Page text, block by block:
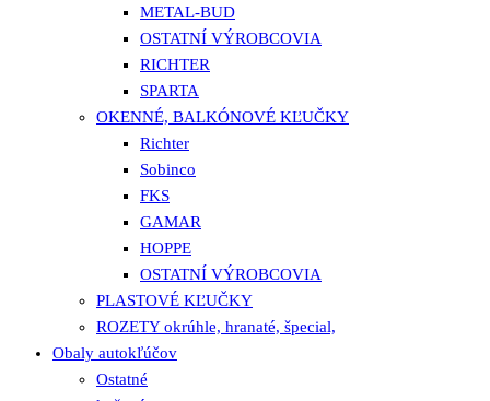
METAL-BUD
OSTATNÍ VÝROBCOVIA
RICHTER
SPARTA
OKENNÉ, BALKÓNOVÉ KĽUČKY
Richter
Sobinco
FKS
GAMAR
HOPPE
OSTATNÍ VÝROBCOVIA
PLASTOVÉ KĽUČKY
ROZETY okrúhle, hranaté, špecial,
Obaly autokľúčov
Ostatné